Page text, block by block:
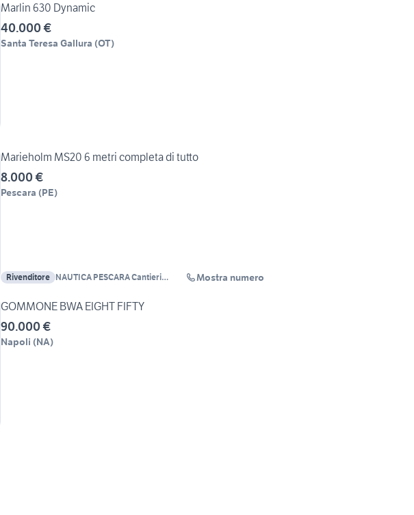
Marlin 630 Dynamic
40.000 €
Santa Teresa Gallura (OT)
Marieholm MS20 6 metri completa di tutto
8.000 €
Pescara (PE)
Rivenditore NAUTICA PESCARA Cantieri
Mostra numero
GOMMONE BWA EIGHT FIFTY
90.000 €
Napoli (NA)